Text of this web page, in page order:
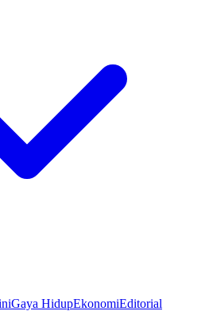
Gaya HidupEkonomiEditorial